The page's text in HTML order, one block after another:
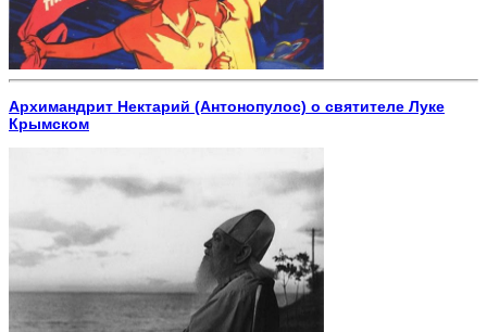
Архимандрит Нектарий (Антонопулос) о святителе Луке
Крымском